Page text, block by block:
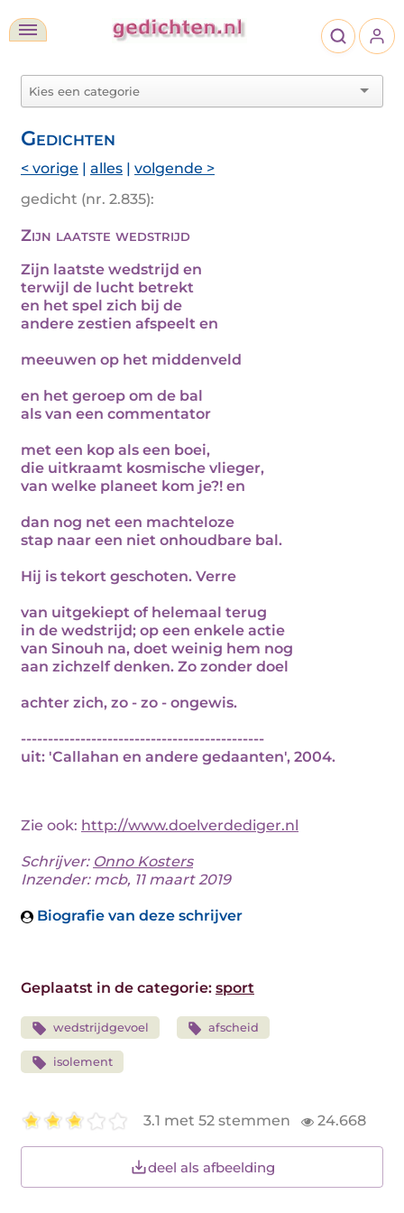
Gedichten
< vorige | alles | volgende >
gedicht (nr. 2.835):
Zijn laatste wedstrijd
Zijn laatste wedstrijd en
terwijl de lucht betrekt
en het spel zich bij de
andere zestien afspeelt en
meeuwen op het middenveld
en het geroep om de bal
als van een commentator
met een kop als een boei,
die uitkraamt kosmische vlieger,
van welke planeet kom je?! en
dan nog net een machteloze
stap naar een niet onhoudbare bal.
Hij is tekort geschoten. Verre
van uitgekiept of helemaal terug
in de wedstrijd; op een enkele actie
van Sinouh na, doet weinig hem nog
aan zichzelf denken. Zo zonder doel
achter zich, zo - zo - ongewis.
---------------------------------------------
uit: 'Callahan en andere gedaanten', 2004.
Zie ook: http://www.doelverdediger.nl
Schrijver: Onno Kosters
Inzender: mcb, 11 maart 2019
Biografie van deze schrijver
Geplaatst in de categorie: sport
wedstrijdgevoel afscheid
isolement
3.1 met 52 stemmen 24.668
deel als afbeelding